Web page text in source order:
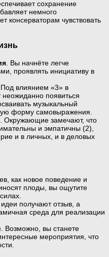
сохранение
немного
консерваторам чувствовать
. Вы начнёте легче
проявлять инициативу в
. Под влиянием «3» в
появиться
музыкальный
форму самовыражения.
. Окружающие замечают, что
и эмпатичны (2),
и в личных, и в деловых
как новое поведение и
плоды, вы ощутите
идеи получают отзыв, а
среда для реализации
. Возможно, вы станете
мероприятия, что